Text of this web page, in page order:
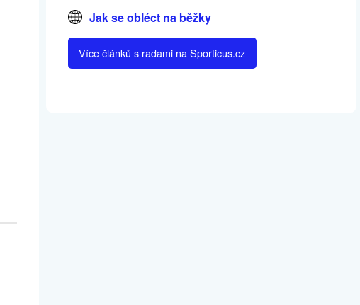
Jak se obléct na běžky
Více článků s radami na Sporticus.cz